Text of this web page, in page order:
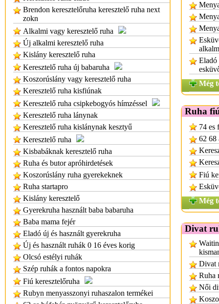
Brendon keresztelőruha keresztelő ruha next
zokn
Alkalmi vagy keresztelő ruha
Új alkalmi keresztelő ruha
Kislány keresztelő ruha
Keresztelő ruha új babaruha
Koszorúslány vagy keresztelő ruha
Keresztelő ruha kisfiúnak
Keresztelő ruha csipkebogyós hímzéssel
Keresztelő ruha lánynak
Keresztelő ruha kislánynak kesztyű
Keresztelő ruha
Kisbabáknak keresztelő ruha
Ruha és butor apróhirdetések
Koszorúslány ruha gyerekeknek
Ruha startapro
Kislány keresztelő
Gyerekruha használt baba babaruha
Baba mama fejér
Eladó új és használt gyerekruha
Új és használt ruhák 0 16 éves korig
Olcsó estélyi ruhák
Szép ruhák a fontos napokra
Fiú keresztelőruha
Rubyn menyasszonyi ruhaszalon termékei
Eladó
Még
Ruha
74 es
62 68
Fiú
Még
Divat
Divat
Ruha
Női